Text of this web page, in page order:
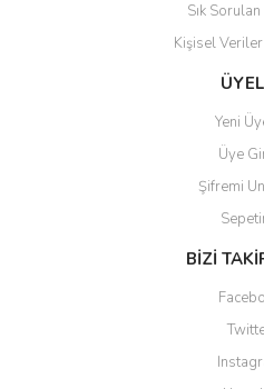
Sık
Kişisel
Yeni
Üye
Şifremi
BİZİ